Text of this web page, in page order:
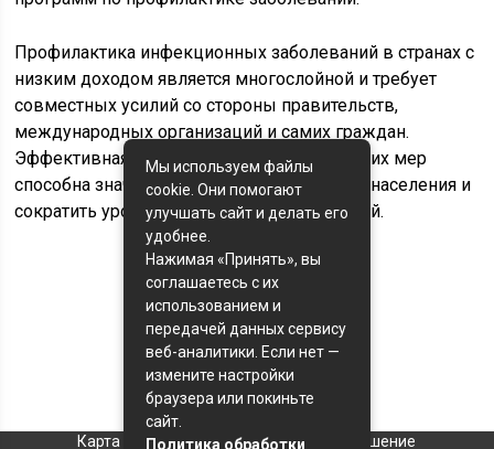
Профилактика инфекционных заболеваний в странах с
низким доходом является многослойной и требует
совместных усилий со стороны правительств,
международных организаций и самих граждан.
Эффективная реализация профилактических мер
способна значительно улучшить здоровье населения и
сократить уровень смертности от инфекций.
Оценка статьи:
Поделиться с друзьями:
Карта сайта Пользовательское соглашение
Мы используем файлы
cookie. Они помогают
улучшать сайт и делать его
удобнее.
Нажимая «Принять», вы
соглашаетесь с их
использованием и
передачей данных сервису
веб-аналитики. Если нет —
измените настройки
браузера или покиньте
сайт.
Политика обработки